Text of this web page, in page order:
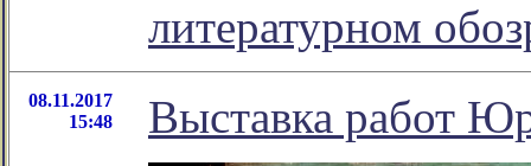
литературном
08.11.2017
15:48
Выставка работ